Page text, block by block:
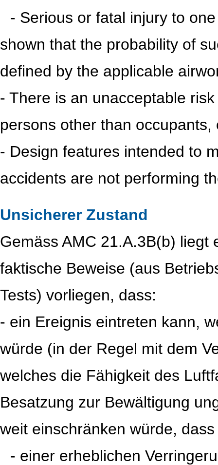
- Serious or fatal injury to
shown that the probability of
defined by the applicable
- There is an unacceptable
persons other than occupants,
- Design features intended to
accidents are not performing
Unsicherer Zustand
Gemäss AMC 21.A.3B(b) liegt
faktische Beweise (aus
Tests) vorliegen, dass:
- ein Ereignis eintreten kann,
würde (in der Regel mit dem
welches die Fähigkeit des
Besatzung zur Bewältigung
weit einschränken würde,
- einer erheblichen